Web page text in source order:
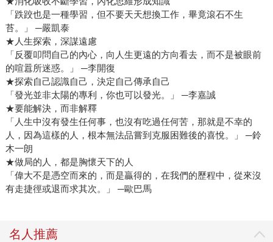
「跌跤也是一種學習，但不要天天想換工作，畢竟滾石不生
苔。」 ─嚴凱泰
★人生探索，深謀遠慮
「反覆叩問自己的內心，向人生更遠的方向看去，而不是被眼前
的喧囂所迷惑。」 ─李開復
★探索自己認識自己，決定自己傳承自己
「發光並非太陽的專利，你也可以發光。」 ─李嘉誠
★要能解決，而非解釋
「人生中沒有發生任何事，也沒有吃過任何苦，那就是不幸的
人，因為這樣的人，根本無法品嘗到克服困難後的喜悅。」 ─鈴
木一朗
★做局的人，都是胸懷天下的人
「偉大不是憑空而來的，而是贏得的，在我們的歷程中，從來沒
有走捷徑或退而求其次。」 ─歐巴馬
名人推薦